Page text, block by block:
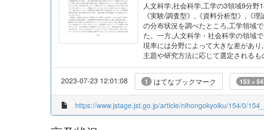
人文科学,社会科学,工学の3領域9分
《実験/調査型》,《資料分析型》,《
の分布状況を調べたところ,工学領域
た。一方,人文科学・社会科学の領域
現率には分野によって大きな差があ
主題や研究方法に応じて選定される
2023-07-23 12:01:08 1 はてなブックマーク 153 +
https://www.jstage.jst.go.jp/article/nihongokyoiku/154/0/